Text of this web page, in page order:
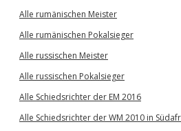
Alle rumänischen Meister
Alle rumänischen Pokalsieger
Alle russischen Meister
Alle russischen Pokalsieger
Alle Schiedsrichter der EM 2016
Alle Schiedsrichter der WM 2010 in